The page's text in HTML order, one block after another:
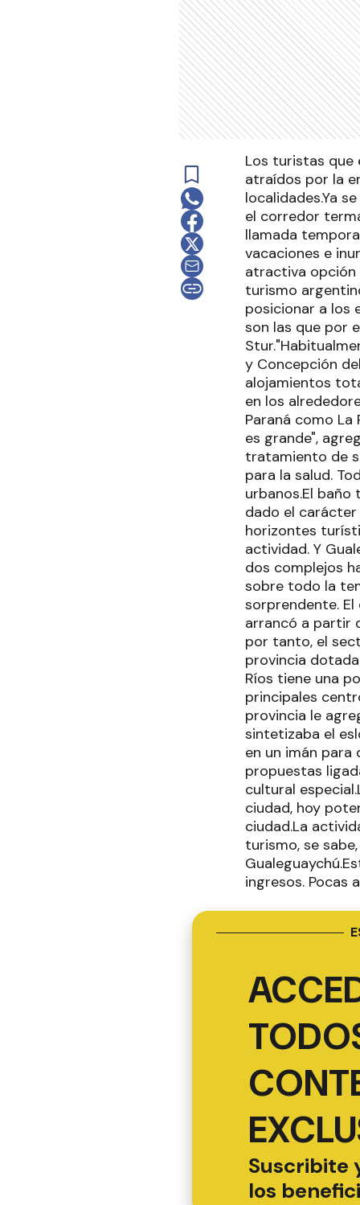
Los turistas que
atraídos por la
localidades.Ya
el corredor
llamada
vacaciones e
atractiva opción
turismo
posicionar a los
son las que por
y Concepción
alojamientos
en los
Paraná como
es grande",
tratamiento de
para la salud.
urbanos.El
dado el
horizontes
actividad. Y
dos complejos
sobre todo la
sorprendente.
arrancó a partir
por tanto, el
provincia
Ríos tiene una
principales
provincia le
sintetizaba el
en un imán para
propuestas
cultural
ciudad, hoy
ciudad.La
turismo, se
ingresos.
Suscribite
los